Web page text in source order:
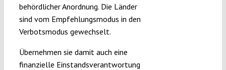
behördlicher Anordnung. Die Länder
sind vom Empfehlungsmodus in den
Verbotsmodus gewechselt.
Übernehmen sie damit auch eine
finanzielle Einstandsverantwortung